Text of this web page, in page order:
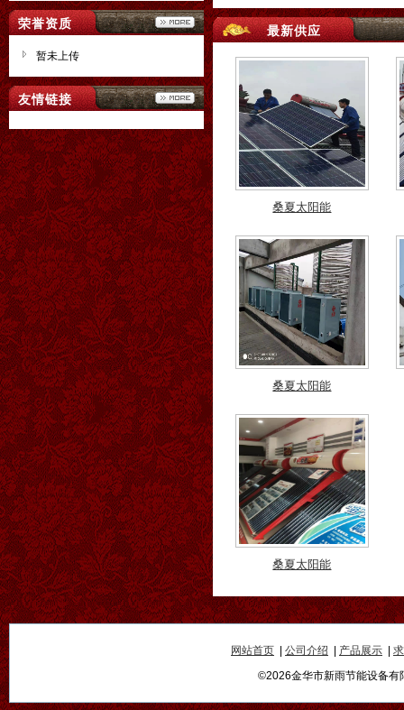
荣誉资质
暂未上传
友情链接
桑夏太阳能
最新供应
桑夏太阳能
桑夏太阳能
桑夏太阳能
网站首页 公司介绍 产品展示
©2026金华市新雨节能设备